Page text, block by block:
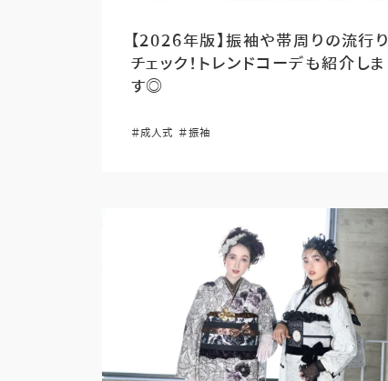
【2026年版】振袖や帯周りの流行り
チェック！トレンドコーデも紹介しま
す◎
＃成人式 ＃振袖